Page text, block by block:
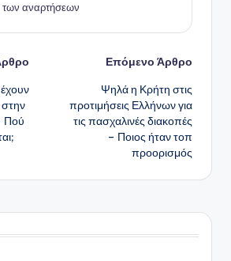
αναρτήσεων
στην
Πού
Επόμενο Άρθρο
Ψηλά η Κρήτη στις
προτιμήσεις Ελλήνων για
τις πασχαλινές διακοπές
– Ποιος ήταν τοπ
προορισμός